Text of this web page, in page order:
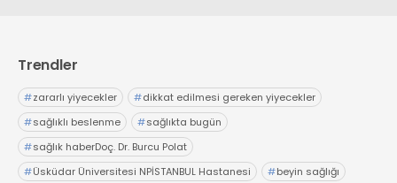
Trendler
#zararlı yiyecekler #dikkat edilmesi gereken yiyecekler
#sağlıklı beslenme #sağlıkta bugün
#sağlık haberDoç. Dr. Burcu Polat
#Üsküdar Üniversitesi NPİSTANBUL Hastanesi #beyin sağlığı